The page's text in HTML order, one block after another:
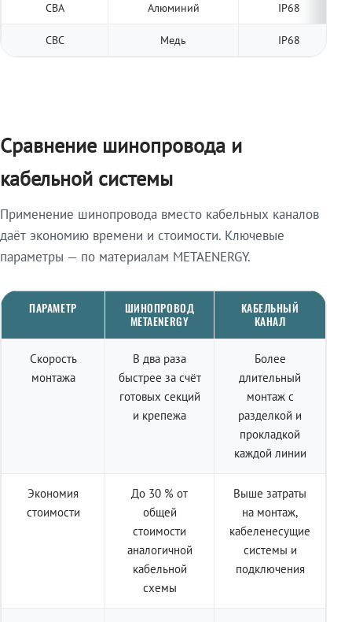
СВА Алюминий IP68
СВС Медь IP68
Сравнение шинопровода и
кабельной системы
Применение шинопровода вместо кабельных каналов
даёт экономию времени и стоимости. Ключевые
параметры — по материалам METAENERGY.
ПАРАМЕТР
ШИНОПРОВОД
METAENERGY
КАБЕЛЬНЫЙ
КАНАЛ
Скорость
монтажа
В два раза
быстрее за счёт
готовых секций
и крепежа
Более
длительный
монтаж с
разделкой и
прокладкой
каждой линии
Экономия
стоимости
До 30 % от
общей
стоимости
аналогичной
кабельной
схемы
Выше затраты
на монтаж,
кабеленесущие
системы и
подключения